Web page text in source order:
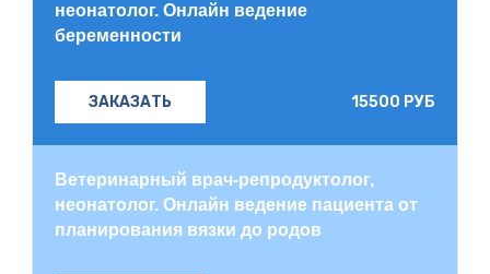
неонатолог. Онлайн ведение
беременности
ЗАКАЗАТЬ 15500 РУБ
Ветеринарный врач-репродуктолог,
неонатолог. Онлайн ведение пациента от
планирования вязки до родов